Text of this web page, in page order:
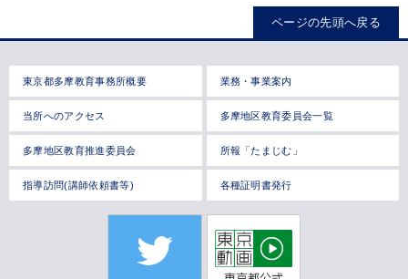
ページの先頭へ戻る
東京都多摩教育事務所概要 業務・事業案内
当所へのアクセス 多摩地区教育委員会一覧
多摩地区教育推進委員会 所報「たまじむ」
指導訪問(講師依頼書等) 各種証明書発行